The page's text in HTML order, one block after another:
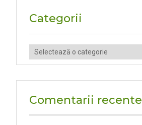
Categorii
Categorii
Comentarii recente